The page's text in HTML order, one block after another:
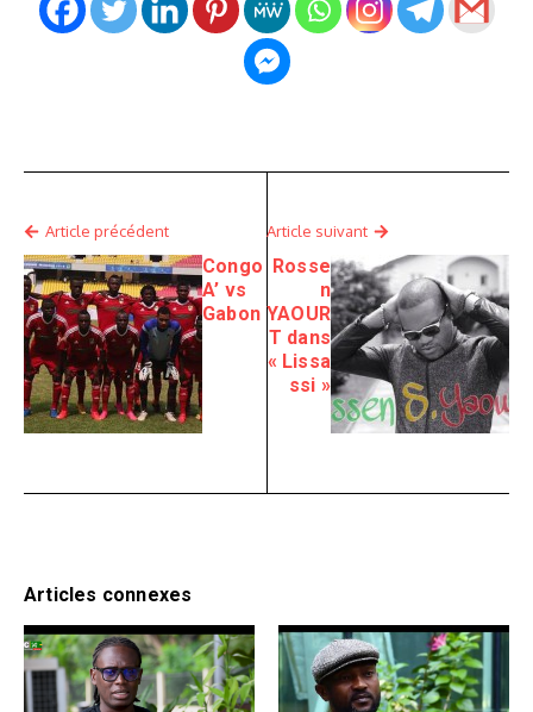
Article précédent
Congo
A’ vs
Gabon
Article suivant
Rosse
n
YAOUR
T dans
« Lissa
ssi »
Articles connexes